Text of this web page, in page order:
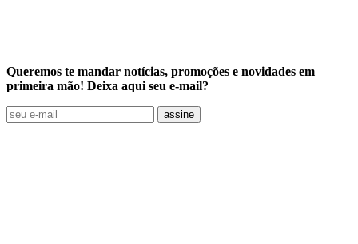
Queremos te mandar notícias, promoções e novidades em
primeira mão! Deixa aqui seu e-mail?
assine